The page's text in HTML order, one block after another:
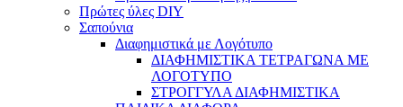
Πρώτες ύλες DIY
Σαπούνια
Διαφημιστικά με Λογότυπο
ΔΙΑΦΗΜΙΣΤΙΚΑ ΤΕΤΡΑΓΩΝΑ ΜΕ
ΛΟΓΟΤΥΠΟ
ΣΤΡΟΓΓΥΛΑ ΔΙΑΦΗΜΙΣΤΙΚΑ